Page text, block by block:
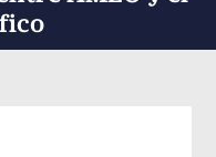
EmailFacebook
mediante Twitter
actual mediante